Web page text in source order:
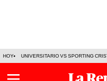
HOY UNIVERSITARIO VS SPORTING